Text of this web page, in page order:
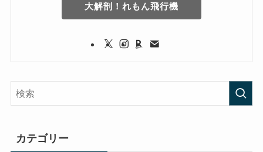
大解剖！れもん飛行機
カテゴリー